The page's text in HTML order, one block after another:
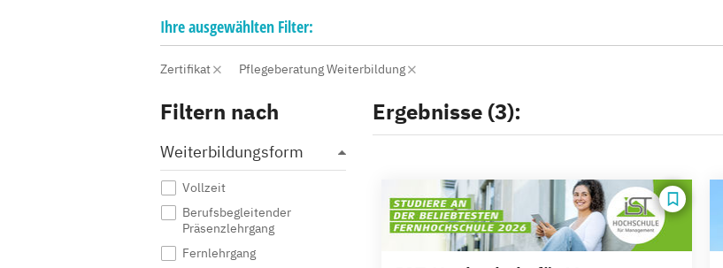
Ihreausgewählten Filter:
Zertifikat Pflegeberatung Weiterbildung
Filtern nach
Weiterbildungsform
Vollzeit
Berufsbegleitender
Präsenzlehrgang
Fernlehrgang
Ergebnisse (3):